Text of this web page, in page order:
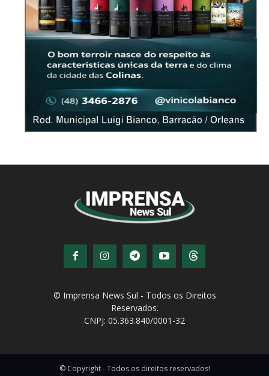
© Imprensa News Sul - Todos os Direitos